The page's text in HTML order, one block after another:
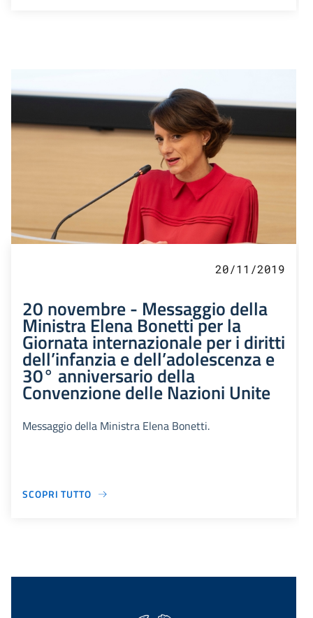
20/11/2019
20 novembre - Messaggio della
Ministra Elena Bonetti per la
Giornata internazionale per i diritti
dell’infanzia e dell’adolescenza e
30° anniversario della
Convenzione delle Nazioni Unite
Messaggio della Ministra Elena Bonetti.
SCOPRI TUTTO